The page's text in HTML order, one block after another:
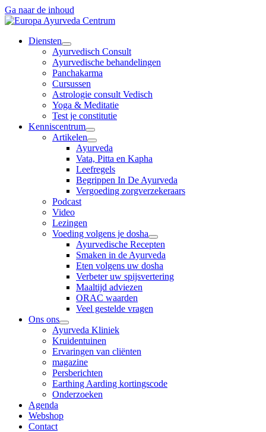
Ga naar de inhoud
Diensten
Ayurvedisch Consult
Ayurvedische behandelingen
Panchakarma
Cursussen
Astrologie consult Vedisch
Yoga & Meditatie
Test je constitutie
Kenniscentrum
Artikelen
Ayurveda
Vata, Pitta en Kapha
Leefregels
Begrippen In De Ayurveda
Vergoeding zorgverzekeraars
Podcast
Video
Lezingen
Voeding volgens je dosha
Ayurvedische Recepten
Smaken in de Ayurveda
Eten volgens uw dosha
Verbeter uw spijsvertering
Maaltijd adviezen
ORAC waarden
Veel gestelde vragen
Ons ons
Ayurveda Kliniek
Kruidentuinen
Ervaringen van cliënten
magazine
Persberichten
Earthing Aarding kortingscode
Onderzoeken
Agenda
Webshop
Contact